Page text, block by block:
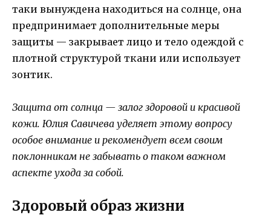
таки вынуждена находиться на солнце, она
предпринимает дополнительные меры
защиты — закрывает лицо и тело одеждой с
плотной структурой ткани или использует
зонтик.
Защита от солнца — залог здоровой и красивой
кожи. Юлия Савичева уделяет этому вопросу
особое внимание и рекомендует всем своим
поклонникам не забывать о таком важном
аспекте ухода за собой.
Здоровый образ жизни